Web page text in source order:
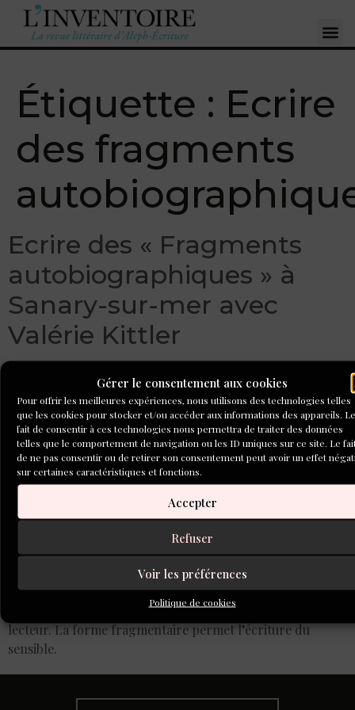
Gérer le consentement aux cookies
Pour offrir les meilleures expériences, nous utilisons des technologies telles
que les cookies pour stocker et/ou accéder aux informations des appareils. Le
fait de consentir à ces technologies nous permettra de traiter des données
telles que le comportement de navigation ou les ID uniques sur ce site. Le
de ne pas consentir ou de retirer son consentement peut avoir un effet
sur certaines caractéristiques et fonctions.
Accepter
Refuser
Voir les préférences
Politique de cookies
Étiquette : Ecrire
des fragments
Ecrire des « Fragments
autobiographiques » à
Sanary-sur-mer avec
Valérie Kittler
Il s’agit pour l’auteur d’exprimer une émotion singulière,
avec une économie de mots, pour la faire partager au
lecteur. La forme fragmentaire permet l’écriture du
sensible.